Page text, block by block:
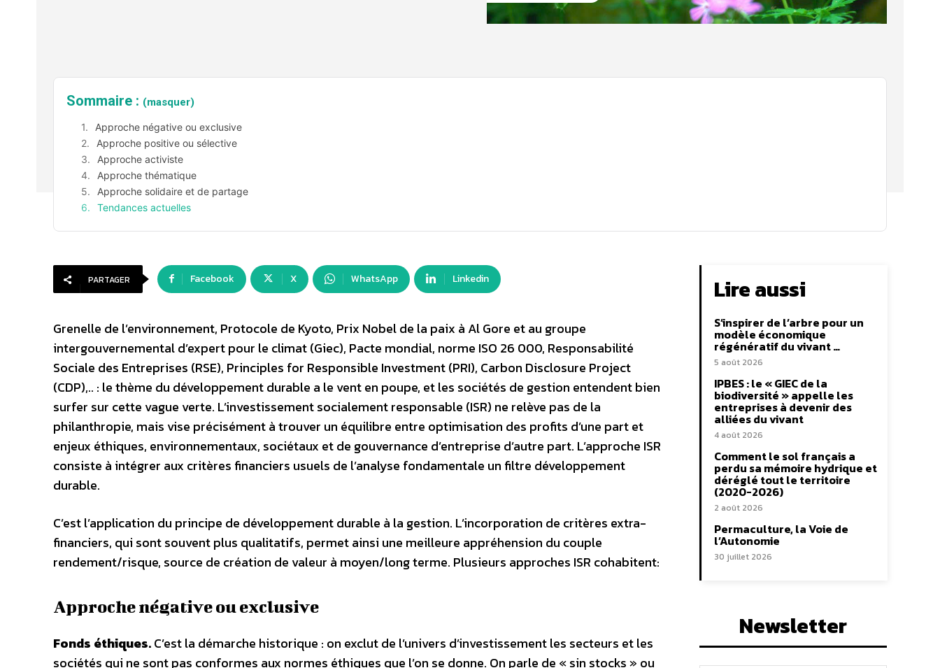
Sommaire : (masquer)
Approche négative ou exclusive
Approche positive ou sélective
Approche activiste
Approche thématique
Approche solidaire et de partage
Tendances actuelles
PARTAGER Facebook X WhatsApp Linkedin
Grenelle de l’environnement, Protocole de Kyoto, Prix Nobel de la paix à Al Gore et au groupe
intergouvernemental d’expert pour le climat (Giec), Pacte mondial, norme ISO 26 000, Responsabilité
Sociale des Entreprises (RSE), Principles for Responsible Investment (PRI), Carbon Disclosure Project
(CDP),.. : le thème du développement durable a le vent en poupe, et les sociétés de gestion entendent bien
surfer sur cette vague verte. L’investissement socialement responsable (ISR) ne relève pas de la
philanthropie, mais vise précisément à trouver un équilibre entre optimisation des profits d’une part et
enjeux éthiques, environnementaux, sociétaux et de gouvernance d’entreprise d’autre part. L’approche ISR
consiste à intégrer aux critères financiers usuels de l’analyse fondamentale un filtre développement
durable.
C’est l’application du principe de développement durable à la gestion. L’incorporation de critères extra-
financiers, qui sont souvent plus qualitatifs, permet ainsi une meilleure appréhension du couple
rendement/risque, source de création de valeur à moyen/long terme. Plusieurs approches ISR cohabitent:
Approche négative ou exclusive
Fonds éthiques.C’est la démarche historique : on exclut de l’univers d’investissement les secteurs et les
sociétés qui ne sont pas conformes aux normes éthiques que l’on se donne. On parle de « sin stocks » ou
Lire aussi
S’inspirer de l’arbre pour un
modèle économique
régénératif du vivant …
5 août 2026
IPBES : le « GIEC de la
biodiversité » appelle les
entreprises à devenir des
alliées du vivant
4 août 2026
Comment le sol français a
perdu sa mémoire hydrique et
déréglé tout le territoire
(2020-2026)
2 août 2026
Permaculture, la Voie de
l’Autonomie
30 juillet 2026
Newsletter